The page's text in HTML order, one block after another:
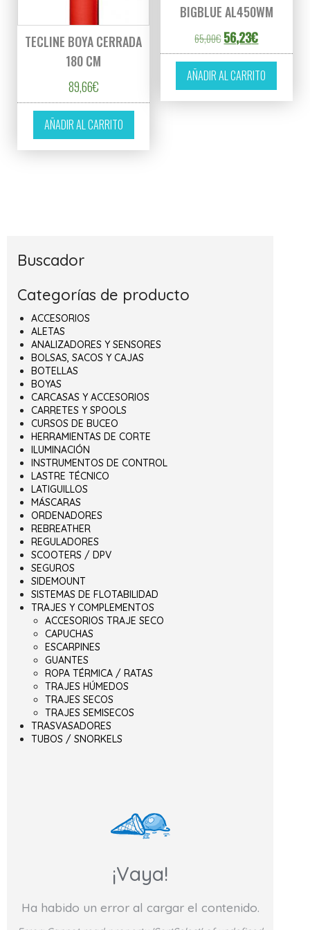
TECLINE BOYA CERRADA
180 CM
89,66€
AÑADIR AL CARRITO
BIGBLUE AL450WM
65,00€ El precio original
56,23€El precio
AÑADIR AL CARRITO
Buscador
Categorías de producto
ACCESORIOS
ALETAS
ANALIZADORES Y SENSORES
BOLSAS, SACOS Y CAJAS
BOTELLAS
BOYAS
CARCASAS Y ACCESORIOS
CARRETES Y SPOOLS
CURSOS DE BUCEO
HERRAMIENTAS DE CORTE
ILUMINACIÓN
INSTRUMENTOS DE CONTROL
LASTRE TÉCNICO
LATIGUILLOS
MÁSCARAS
ORDENADORES
REBREATHER
REGULADORES
SCOOTERS / DPV
SEGUROS
SIDEMOUNT
SISTEMAS DE FLOTABILIDAD
TRAJES Y COMPLEMENTOS
ACCESORIOS TRAJE SECO
CAPUCHAS
ESCARPINES
GUANTES
ROPA TÉRMICA / RATAS
TRAJES HÚMEDOS
TRAJES SECOS
TRAJES SEMISECOS
TRASVASADORES
TUBOS / SNORKELS
¡Vaya!
Ha habido un error al cargar el contenido.